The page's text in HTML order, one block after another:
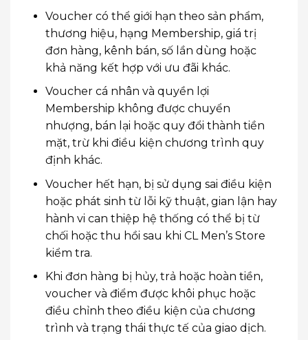
Voucher có thể giới hạn theo sản phẩm,
thương hiệu, hạng Membership, giá trị
đơn hàng, kênh bán, số lần dùng hoặc
khả năng kết hợp với ưu đãi khác.
Voucher cá nhân và quyền lợi
Membership không được chuyển
nhượng, bán lại hoặc quy đổi thành tiền
mặt, trừ khi điều kiện chương trình quy
định khác.
Voucher hết hạn, bị sử dụng sai điều kiện
hoặc phát sinh từ lỗi kỹ thuật, gian lận hay
hành vi can thiệp hệ thống có thể bị từ
chối hoặc thu hồi sau khi CL Men’s Store
kiểm tra.
Khi đơn hàng bị hủy, trả hoặc hoàn tiền,
voucher và điểm được khôi phục hoặc
điều chỉnh theo điều kiện của chương
trình và trạng thái thực tế của giao dịch.